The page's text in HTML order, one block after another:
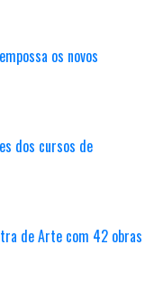
os novos
dos cursos de
de Arte com 42 obras